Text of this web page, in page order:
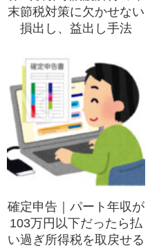
末節税対策に欠かせない
損出し、益出し手法
確定申告｜パート年収が
103万円以下だったら払
い過ぎ所得税を取戻せる